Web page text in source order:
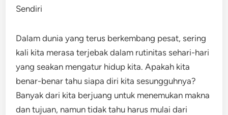
Sendiri
Dalam dunia yang terus berkembang pesat, sering
kali kita merasa terjebak dalam rutinitas sehari-hari
yang seakan mengatur hidup kita. Apakah kita
benar-benar tahu siapa diri kita sesungguhnya?
Banyak dari kita berjuang untuk menemukan makna
dan tujuan, namun tidak tahu harus mulai dari